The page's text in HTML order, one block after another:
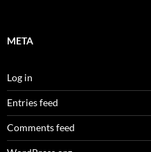
META
Log in
Entries feed
Comments feed